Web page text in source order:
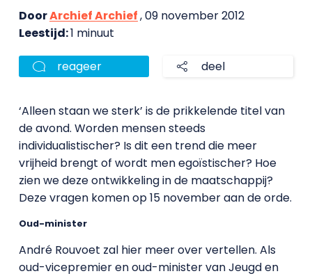
DoorArchief Archief, 09 november 2012
Leestijd:1 minuut
reageer deel
‘Alleen staan we sterk’ is de prikkelende titel van
de avond. Worden mensen steeds
individualistischer? Is dit een trend die meer
vrijheid brengt of wordt men egoïstischer? Hoe
zien we deze ontwikkeling in de maatschappij?
Deze vragen komen op 15 november aan de orde.
Oud-minister
André Rouvoet zal hier meer over vertellen. Als
oud-vicepremier en oud-minister van Jeugd en